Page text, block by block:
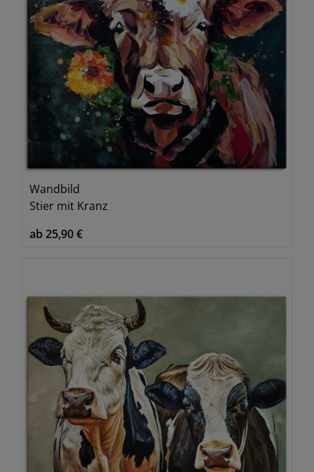
Wandbild
Stier mit Kranz
ab 25,90 €